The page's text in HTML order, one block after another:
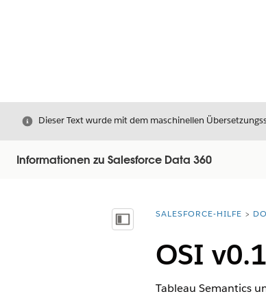
Schließen
Dieser Text wurde mit dem maschinellen
Informationen zu Salesforce Data 360
Inhalt anzeigenSie befinden sich hier:
SALESFORCE-HILFE
OSI
Tableau Semantics